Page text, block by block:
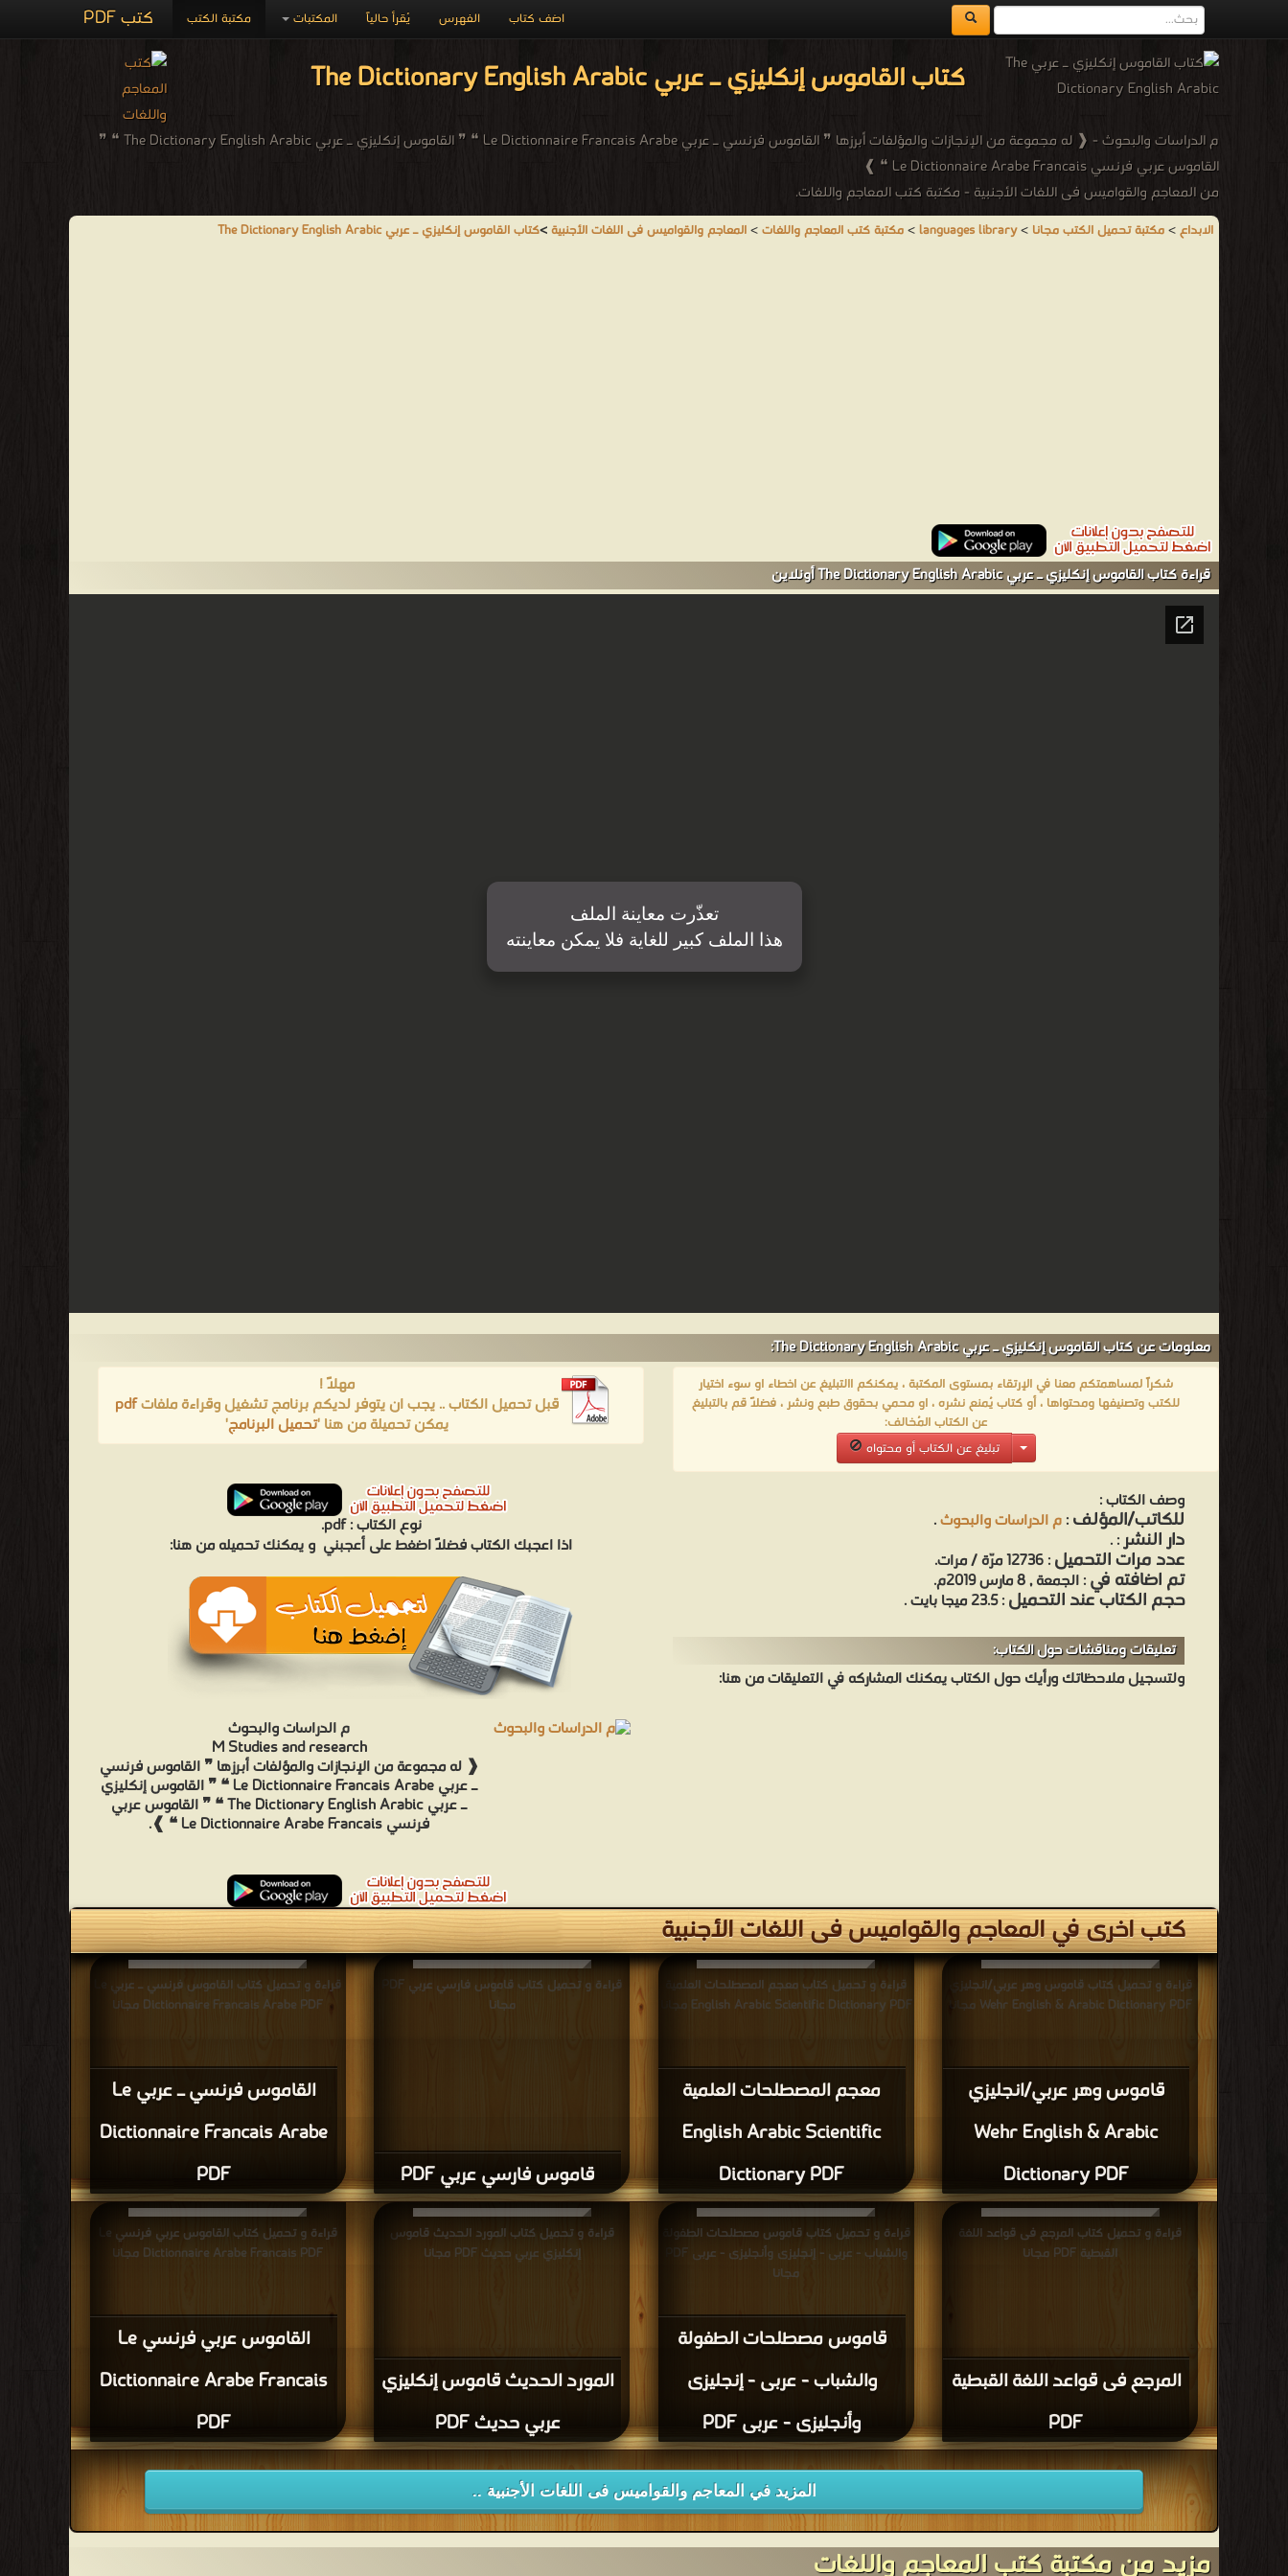
كتب PDF مكتبة الكتب المكتبات يُقرأ حالياً الفهرس اضف كتاب
كتاب القاموس إنكليزي ـ عربي The Dictionary English Arabic
م الدراسات والبحوث - ❰ له مجموعة من الإنجازات والمؤلفات أبرزها ❞ القاموس فرنسي ـ عربي Le Dictionnaire Francais Arabe ❝ ❞ القاموس إنكليزي ـ عربي The Dictionary English Arabic ❝ ❞
القاموس عربي فرنسي Le Dictionnaire Arabe Francais ❝ ❱
من المعاجم والقواميس فى اللغات الأجنبية - مكتبة كتب المعاجم واللغات.
الابداع>مكتبة تحميل الكتب مجانا >
languages library
>مكتبة كتب المعاجم واللغات>المعاجم والقواميس فى اللغات الأجنبية>كتاب القاموس إنكليزي ـ عربي The Dictionary English Arabic
قراءة كتاب القاموس إنكليزي ـ عربي The Dictionary English Arabic أونلاين
معلومات عن كتاب القاموس إنكليزي ـ عربي The Dictionary English Arabic:
شكراً لمساهمتكم معنا في الإرتقاء بمستوى المكتبة ، يمكنكم االتبليغ عن اخطاء او سوء اختيار
للكتب وتصنيفها ومحتواها ، أو كتاب يُمنع نشره ، او محمي بحقوق طبع ونشر ، فضلاً قم بالتبليغ
عن الكتاب المُخالف:
تبليغ عن الكتاب أو محتواه
وصف الكتاب :
للكاتب/المؤلف:م الدراسات والبحوث.
دار النشر:
.
عدد مرات التحميل: 12736 مرّة / مرات.
تم اضافته في: الجمعة , 8 مارس 2019م.
حجم الكتاب عند التحميل: 23.5 ميجا بايت .
تعليقات ومناقشات حول الكتاب:
ولتسجيل ملاحظاتك ورأيك حول الكتاب يمكنك المشاركه في التعليقات من هنا:
مهلاً !
قبل تحميل الكتاب .. يجب ان يتوفر لديكم برنامج تشغيل وقراءة ملفاتpdf
يمكن تحميلة من هنا 'تحميل البرنامج'
نوع الكتاب :pdf.
اذا اعجبك الكتاب فضلاً اضغط على أعجبني و يمكنك تحميله من هنا:
م الدراسات والبحوث
M Studies and research
❰ له مجموعة من الإنجازات والمؤلفات أبرزها ❞ القاموس فرنسي
ـ عربي Le Dictionnaire Francais Arabe ❝ ❞ القاموس إنكليزي
ـ عربي The Dictionary English Arabic ❝ ❞ القاموس عربي
فرنسي Le Dictionnaire Arabe Francais ❝ ❱.
كتب اخرى في المعاجم والقواميس فى اللغات الأجنبية
القاموس فرنسي ـ عربي Le
Dictionnaire Francais Arabe
PDF
Dictionnaire Francais Arabe PDF مجانا
قاموس فارسي عربي PDF
قراءة و تحميل كتاب قاموس فارسي عربي PDF
مجانا
معجم المصطلحات العلمية
English Arabic Scientific
Dictionary PDF
قراءة و تحميل كتاب معجم المصطلحات العلمية
English Arabic Scientific Dictionary PDF مجانا
قاموس وهر عربي/انجليزي
Wehr English & Arabic
Dictionary PDF
قراءة و تحميل كتاب قاموس وهر عربي/انجليزي
Wehr English & Arabic Dictionary PDF مجانا
القاموس عربي فرنسي Le
Dictionnaire Arabe Francais
PDF
قراءة و تحميل كتاب القاموس عربي فرنسي Le
Dictionnaire Arabe Francais PDF مجانا
المورد الحديث قاموس إنكليزي
عربي حديث PDF
قراءة و تحميل كتاب المورد الحديث قاموس
إنكليزي عربي حديث PDF مجانا
قاموس مصطلحات الطفولة
والشباب - عربى - إنجليزى
وأنجليزى - عربى PDF
قراءة و تحميل كتاب قاموس مصطلحات الطفولة
والشباب - عربى - إنجليزى وأنجليزى - عربى PDF
مجانا
المرجع فى قواعد اللغة القبطية
PDF
قراءة و تحميل كتاب المرجع فى قواعد اللغة
القبطية PDF مجانا
المزيد في المعاجم والقواميس فى اللغات الأجنبية ..
مزيد من مكتبة كتب المعاجم واللغات